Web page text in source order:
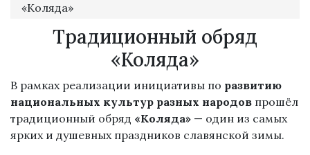
«Коляда»
Традиционный обряд
«Коляда»
В рамках реализации инициативы по развитию
национальных культур разных народов прошёл
традиционный обряд «Коляда» — один из самых
ярких и душевных праздников славянской зимы.